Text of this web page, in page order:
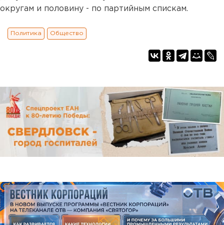
округам и половину - по партийным спискам.
Политика Общество